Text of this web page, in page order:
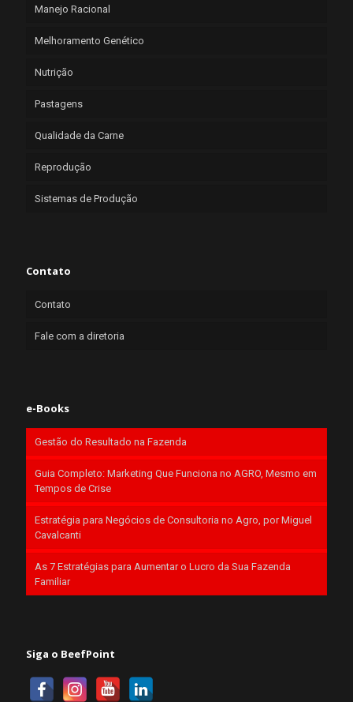
Manejo Racional
Melhoramento Genético
Nutrição
Pastagens
Qualidade da Carne
Reprodução
Sistemas de Produção
Contato
Contato
Fale com a diretoria
e-Books
Gestão do Resultado na Fazenda
Guia Completo: Marketing Que Funciona no AGRO, Mesmo em
Tempos de Crise
Estratégia para Negócios de Consultoria no Agro, por Miguel
Cavalcanti
As 7 Estratégias para Aumentar o Lucro da Sua Fazenda
Familiar
Siga o BeefPoint